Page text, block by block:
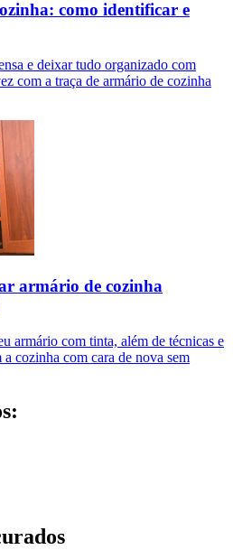
como identificar e
e deixar tudo organizado com
com a traça de armário de cozinha
armário de cozinha
armário com tinta, além de técnicas e
cozinha com cara de nova sem